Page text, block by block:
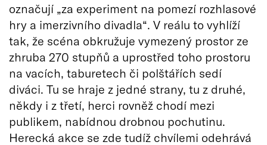
označují „za experiment na pomezí rozhlasové
hry a imerzivního divadla“. V reálu to vyhlíží
tak, že scéna obkružuje vymezený prostor ze
zhruba 270 stupňů a uprostřed toho prostoru
na vacích, taburetech či polštářích sedí
diváci. Tu se hraje z jedné strany, tu z druhé,
někdy i z třetí, herci rovněž chodí mezi
publikem, nabídnou drobnou pochutinu.
Herecká akce se zde tudíž chvílemi odehrává